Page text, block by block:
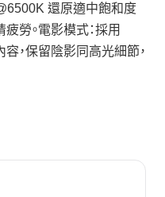
還原適中飽和度
勞。電影模式：採用
，保留陰影同高光細節，